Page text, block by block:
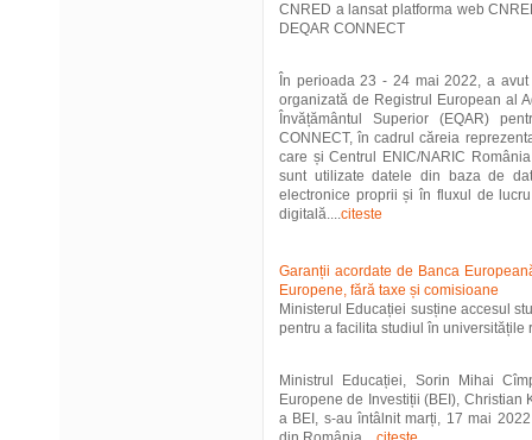
CNRED a lansat platforma web
DEQAR CONNECT
În perioada 23 - 24 mai 2022, a
organizată de Registrul European al
Învățământul Superior (EQAR)
CONNECT, în cadrul căreia
care și Centrul ENIC/NARIC
sunt utilizate datele din baza de
electronice proprii și în fluxul de
digitală....citeste
Garanții acordate de Banca
Europene, fără taxe și comisioane
Ministerul Educației susține accesul
pentru a facilita studiul în universitățile
Ministrul Educației, Sorin Mihai
Europene de Investiții (BEI), Christian
a BEI, s-au întâlnit marți, 17 mai